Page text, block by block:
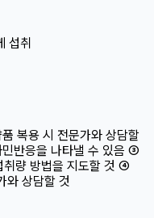
섭취
복용 시 전문가와 상담할
반응을 나타낼 수 있음 ③
취량 방법을 지도할 것 ④
와 상담할 것